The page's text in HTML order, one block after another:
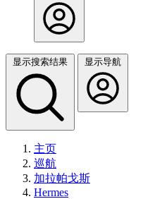
显示搜索结果 显示导航
主页
巡航
加拉帕戈斯
Hermes